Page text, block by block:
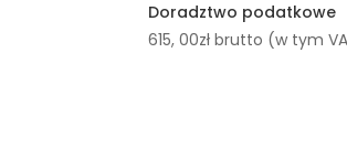
Doradztwo podatkowe
615, 00zł brutto (w tym